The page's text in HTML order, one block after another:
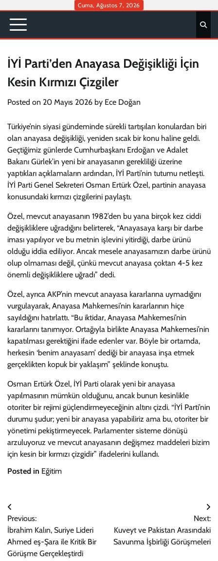
content
Cuma, Ağustos 7, 2026
İYİ Parti’den Anayasa Değişikliği İçin
Kesin Kırmızı Çizgiler
Posted on 20 Mayıs 2026 by Ece Doğan
Türkiye’nin siyasi gündeminde sürekli tartışılan konulardan biri
olan anayasa değişikliği, yeniden sıcak bir konu haline geldi.
Geçtiğimiz günlerde Cumhurbaşkanı Erdoğan ve Adalet
Bakanı Gürlek’in yeni bir anayasanın gerekliliği üzerine
yaptıkları açıklamaların ardından, İYİ Parti’nin tutumu netleşti.
İYİ Parti Genel Sekreteri Osman Ertürk Özel, partinin anayasa
konusundaki kırmızı çizgilerini paylaştı.
Özel, mevcut anayasanın 1982’den bu yana birçok kez ciddi
değişikliklere uğradığını belirterek, “Anayasaya karşı bir darbe
iması yapılıyor ve bu metnin işlevini yitirdiği, darbe ürünü
olduğu iddia ediliyor. Ancak mesele anayasamızın darbe ürünü
olup olmaması değil, çünkü mevcut anayasa çoktan 4-5 kez
önemli değişikliklere uğradı” dedi.
Özel, ayrıca AKP’nin mevcut anayasa kararlarına uymadığını
vurgulayarak, Anayasa Mahkemesi’nin kararlarının hiçe
sayıldığını hatırlattı. “Bu iktidar, Anayasa Mahkemesi’nin
kararlarını tanımıyor. Ortağıyla birlikte Anayasa Mahkemesi’nin
kapatılması gerektiğini ifade edenler var. Böyle bir ortamda,
herkesin ‘benim anayasam’ dediği bir anayasa inşa etmek
gerçeklikten kopuk bir yaklaşım” şeklinde konuştu.
Osman Ertürk Özel, İYİ Parti olarak yeni bir anayasa
yapılmasının mümkün olduğunu, ancak bunun kesinlikle
otoriter bir rejimi güçlendirmeyeceğinin altını çizdi. “İYİ Parti’nin
durumu şudur; yeni bir anayasa yapabiliriz ama bu, otoriter bir
yönetimi pekiştirmeyecek. Parlamenter sisteme dönüşü
arzuluyoruz ve mevcut anayasanın değişmez maddeleri bizim
için kesin bir kırmızı çizgidir” ifadelerini kullandı.
Posted in Eğitim
Yazı
gezinmesi
Previous:
İbrahim Kalın, Suriye Lideri
Ahmed eş-Şara ile Kritik Bir
Görüşme Gerçekleştirdi
Next:
Kuveyt ve Pakistan Arasındaki
Savunma İşbirliği Görüşmeleri